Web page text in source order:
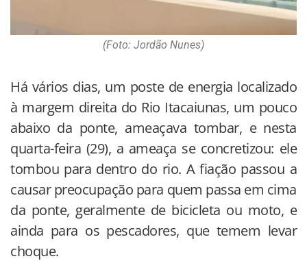
(Foto: Jordão Nunes)
Há vários dias, um poste de energia localizado
à margem direita do Rio Itacaiunas, um pouco
abaixo da ponte, ameaçava tombar, e nesta
quarta-feira (29), a ameaça se concretizou: ele
tombou para dentro do rio. A fiação passou a
causar preocupação para quem passa em cima
da ponte, geralmente de bicicleta ou moto, e
ainda para os pescadores, que temem levar
choque.